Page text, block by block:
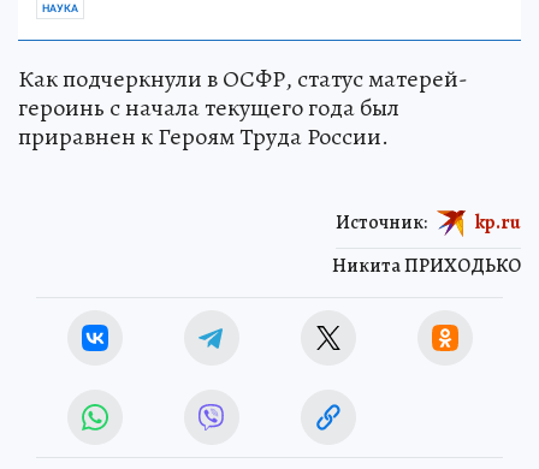
НАУКА
Как подчеркнули в ОСФР, статус матерей-
героинь с начала текущего года был
приравнен к Героям Труда России.
Никита ПРИХОДЬКО
Источник: kp.ru